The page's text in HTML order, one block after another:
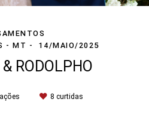
- MT
14/MAIO/2025
RODOLPHO
8 curtidas